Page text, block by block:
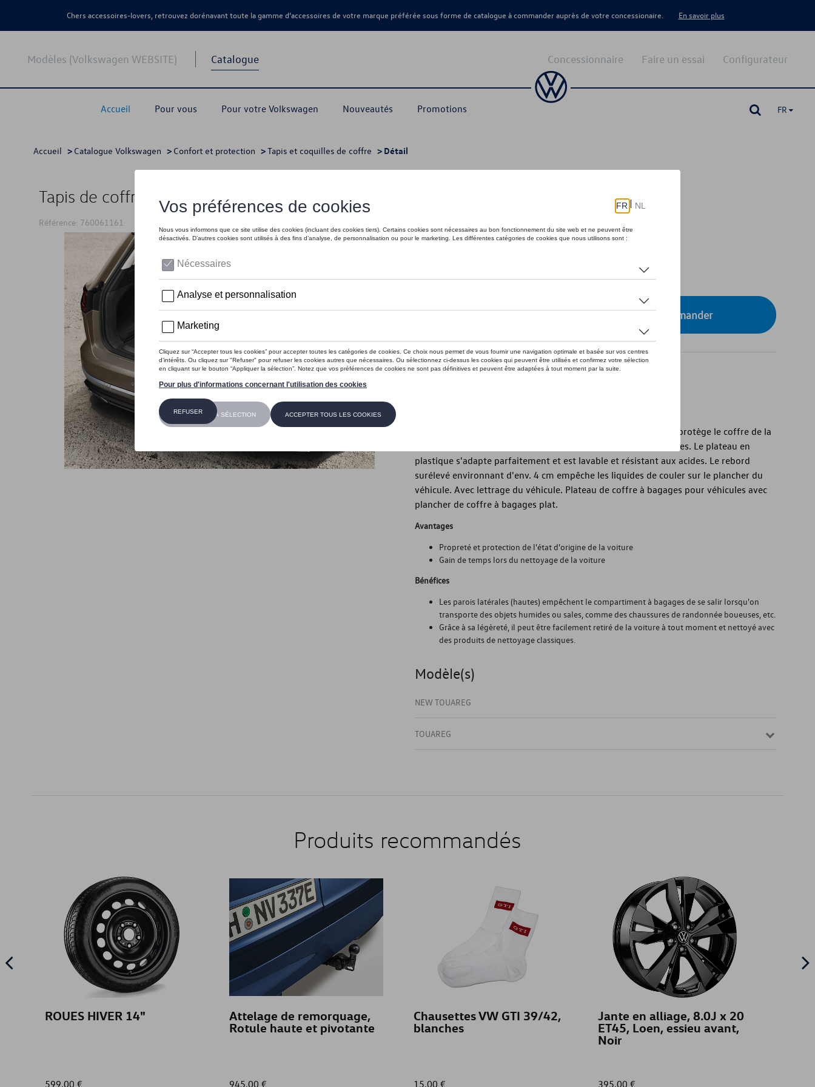
Chers accessoires-lovers, retrouvez dorénavant toute la gamme d’accessoires de votre marque préférée sous forme de catalogue à commander auprès de votre concessionaire. En savoir plus
Modèles (Volkswagen WEBSITE) Catalogue
Accueil Pour vous Pour votre Volkswagen Nouveautés Promotions
Configurateur
Faire un essai
Concessionnaire
FR
Accueil > Catalogue Volkswagen > Confort et protection >Tapis et coquilles de coffre > Détail
Tapis de coffre, pour véhicules avec plancher de coffre plat
Référence: 760061161
En stock
Contactez votre concessionnaire pour commander
Introduction
Pratique et robuste, le plateau de coffre Volkswagen d'origine protège le coffre de la
saleté et aide à empêcher le glissement des charges transportées. Le plateau en
plastique s'adapte parfaitement et est lavable et résistant aux acides. Le rebord
surélevé environnant d'env. 4 cm empêche les liquides de couler sur le plancher du
véhicule. Avec lettrage du véhicule. Plateau de coffre à bagages pour véhicules avec
plancher de coffre à bagages plat.
Avantages
Propreté et protection de l'état d'origine de la voiture
Gain de temps lors du nettoyage de la voiture
Bénéfices
Les parois latérales (hautes) empêchent le compartiment à bagages de se salir lorsqu'on
transporte des objets humides ou sales, comme des chaussures de randonnée boueuses, etc.
Grâce à sa légèreté, il peut être facilement retiré de la voiture à tout moment et nettoyé avec
des produits de nettoyage classiques.
Modèle(s)
NEW TOUAREG
TOUAREG
Produits recommandés
ROUES HIVER 14"
599,00 €
Attelage de remorquage,
Rotule haute et pivotante
945,00 €
Chausettes VW GTI 39/42,
blanches
15,00 €
Jante en alliage, 8.0J x 20
ET45, Loen, essieu avant,
Noir
395,00 €